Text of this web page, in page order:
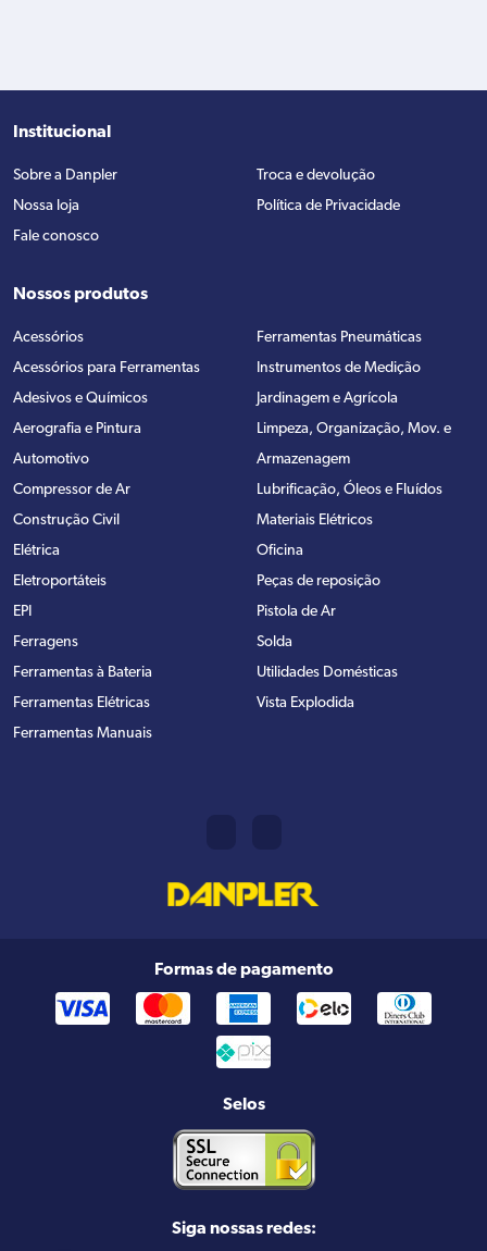
Institucional
Sobre a Danpler
Nossa loja
Fale conosco
Troca e devolução
Política de Privacidade
Nossos produtos
Acessórios
Acessórios para Ferramentas
Adesivos e Químicos
Aerografia e Pintura
Automotivo
Compressor de Ar
Construção Civil
Elétrica
Eletroportáteis
EPI
Ferragens
Ferramentas à Bateria
Ferramentas Elétricas
Ferramentas Manuais
Ferramentas Pneumáticas
Instrumentos de Medição
Jardinagem e Agrícola
Limpeza, Organização, Mov. e
Armazenagem
Lubrificação, Óleos e Fluídos
Materiais Elétricos
Oficina
Peças de reposição
Pistola de Ar
Solda
Utilidades Domésticas
Vista Explodida
Formas de pagamento
Selos
Siga nossas redes: